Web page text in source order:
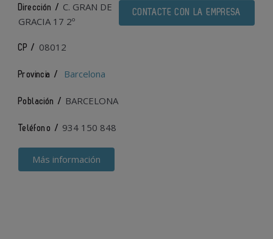
CONTACTE CON LA EMPRESA
Dirección / C. GRAN DE
GRACIA 17 2º
CP / 08012
Provincia / Barcelona
Población / BARCELONA
Teléfono / 934 150 848
Más información